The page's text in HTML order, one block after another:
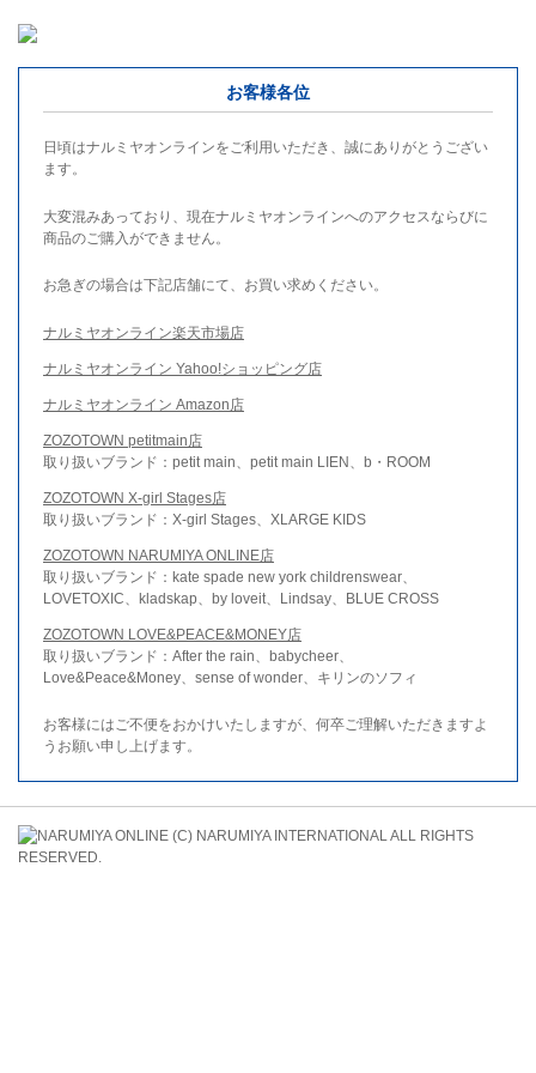
お客様各位
日頃はナルミヤオンラインをご利用いただき、誠にありがとうござい
ます。
大変混みあっており、現在ナルミヤオンラインへのアクセスならびに
商品のご購入ができません。
お急ぎの場合は下記店舗にて、お買い求めください。
ナルミヤオンライン楽天市場店
ナルミヤオンライン Yahoo!ショッピング店
ナルミヤオンライン Amazon店
ZOZOTOWN petitmain店
取り扱いブランド：petit main、petit main LIEN、b・ROOM
ZOZOTOWN X-girl Stages店
取り扱いブランド：X-girl Stages、XLARGE KIDS
ZOZOTOWN NARUMIYA ONLINE店
取り扱いブランド：kate spade new york childrenswear、
LOVETOXIC、kladskap、by loveit、Lindsay、BLUE CROSS
ZOZOTOWN LOVE&PEACE&MONEY店
取り扱いブランド：After the rain、babycheer、
Love&Peace&Money、sense of wonder、キリンのソフィ
お客様にはご不便をおかけいたしますが、何卒ご理解いただきますよ
うお願い申し上げます。